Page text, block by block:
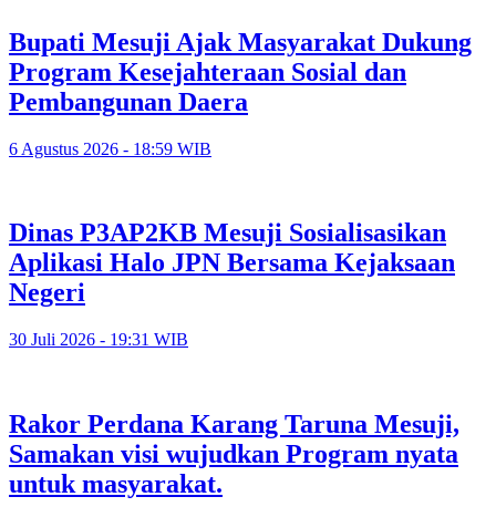
Bupati Mesuji Ajak Masyarakat Dukung
Program Kesejahteraan Sosial dan
Pembangunan Daera
6 Agustus 2026 - 18:59 WIB
Dinas P3AP2KB Mesuji Sosialisasikan
Aplikasi Halo JPN Bersama Kejaksaan
Negeri
30 Juli 2026 - 19:31 WIB
Rakor Perdana Karang Taruna Mesuji,
Samakan visi wujudkan Program nyata
untuk masyarakat.